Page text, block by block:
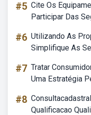
#5 Cite Os
Participar Das
#6 Utilizando As
Simplifique As
#7 Tratar
Uma Estratégia
#8
Qualificacao